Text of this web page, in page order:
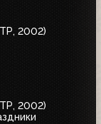
2002)
2002)